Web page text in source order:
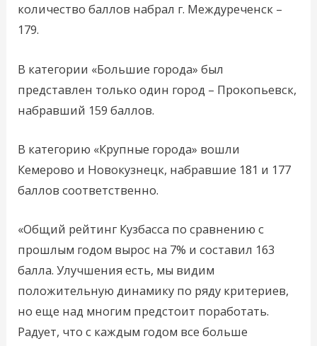
количество баллов набрал г. Междуреченск –
179.
В категории «Большие города» был
представлен только один город – Прокопьевск,
набравший 159 баллов.
В категорию «Крупные города» вошли
Кемерово и Новокузнецк, набравшие 181 и 177
баллов соответственно.
«Общий рейтинг Кузбасса по сравнению с
прошлым годом вырос на 7% и составил 163
балла. Улучшения есть, мы видим
положительную динамику по ряду критериев,
но еще над многим предстоит поработать.
Радует, что с каждым годом все больше